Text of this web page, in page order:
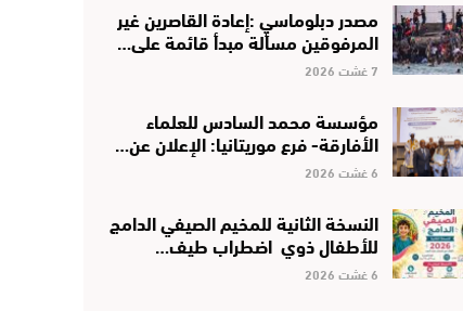
مصدر دبلوماسي :إعادة القاصرين غير
المرفوقين مسألة مبدأ قائمة على…
7 غشت 2026
مؤسسة محمد السادس للعلماء
الأفارقة- فرع موريتانيا: الإعلان عن…
6 غشت 2026
النسخة الثانية للمخيم الصيفي الدامج
للأطفال ذوي اضطراب طيف…
6 غشت 2026